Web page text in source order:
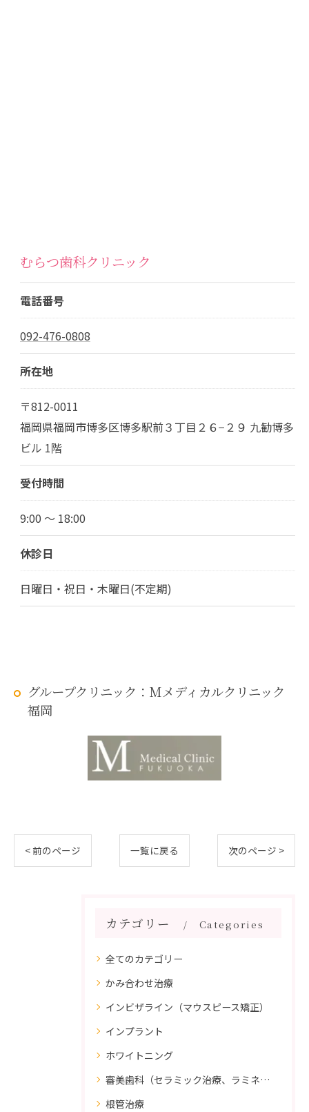
むらつ歯科クリニック
電話番号
092-476-0808
所在地
〒812-0011
福岡県福岡市博多区博多駅前３丁目２６−２９ 九勧博多
ビル 1階
受付時間
9:00 ～ 18:00
休診日
日曜日・祝日・木曜日(不定期)
グループクリニック：Mメディカルクリニック
福岡
< 前のページ 一覧に戻る 次のページ >
カテゴリー Categories
全てのカテゴリー
かみ合わせ治療
インビザライン（マウスピース矯正）
インプラント
ホワイトニング
審美歯科（セラミック治療、ラミネートべニア、ダイレクトボンディング）
根管治療